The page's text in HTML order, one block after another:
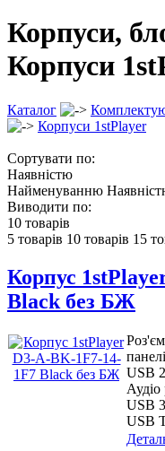
Корпуси,
Корпуси
Каталог
Корпуси 1stPlayer
Сортувати по:
Наявністю
Найменуванню
Виводити по:
10 товарів
5 товарів 10 товарів 15
Корпус
Black без БЖ
панелі
USB
Аудіо
USB
USB